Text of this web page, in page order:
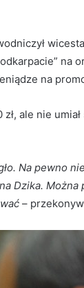
na
na
ale nie
Na pewno
Dzika.
–